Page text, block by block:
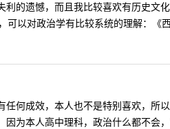
的遗憾，而且我比较喜欢有历史文化
可以对政治学有比较系统的理解：《
何成效，本人也不是特别喜欢，所
为本人高中理科，政治什么都不会